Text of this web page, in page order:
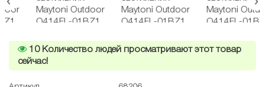
10Количество людей просматривают этот товар
сейчас!